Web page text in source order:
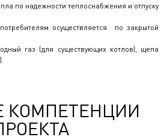
по надежности теплоснабжения и отпуску
осуществляется по закрытой
газ (для существующих котлов), щепа
КОМПЕТЕНЦИИ